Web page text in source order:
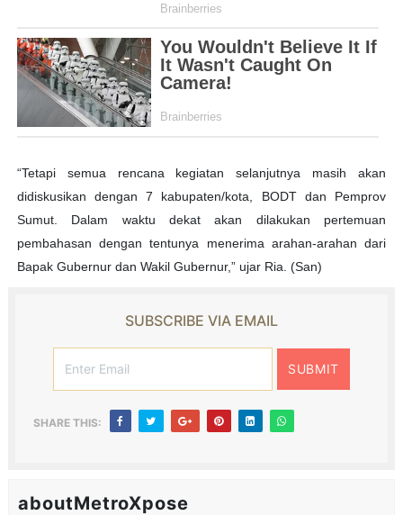
“Tetapi semua rencana kegiatan selanjutnya masih akan
didiskusikan dengan 7 kabupaten/kota, BODT dan Pemprov
Sumut. Dalam waktu dekat akan dilakukan pertemuan
pembahasan dengan tentunya menerima arahan-arahan dari
Bapak Gubernur dan Wakil Gubernur,” ujar Ria. (San)
SUBSCRIBE VIA EMAIL
SHARE THIS:
aboutMetroXpose